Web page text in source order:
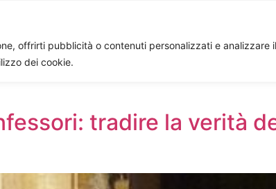
offrirti pubblicità o contenuti personalizzati e analizzare il
dei cookie.
tradire la verità